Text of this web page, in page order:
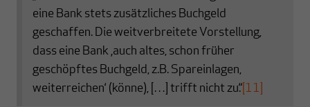
eine Bank stets zusätzliches Buchgeld
geschaffen. Die weitverbreitete Vorstellung,
dass eine Bank ‚auch altes, schon früher
geschöpftes Buchgeld, z.B. Spareinlagen,
weiterreichen‘ (könne), […] trifft nicht zu.“ [11]